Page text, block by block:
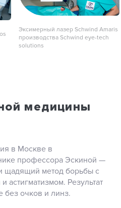
Экcимерный лазер Sсhwind Amaris
производства Schwind eye-tech
solutions
медицины
в Москве в
профессора Эскиной —
щадящий метод борьбы с
астигматизмом. Результат
без очков и линз.